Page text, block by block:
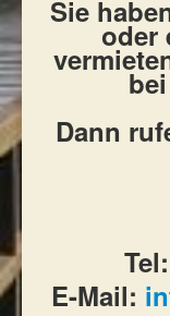
Sie
oder
Dann
E-Mail: